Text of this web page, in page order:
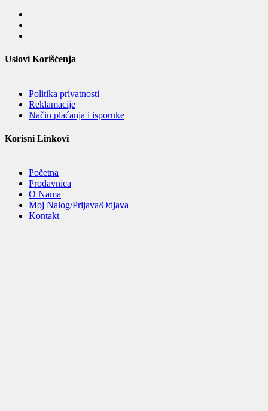
Uslovi Korišćenja
Politika privatnosti
Reklamacije
Način plaćanja i isporuke
Korisni Linkovi
Početna
Prodavnica
O Nama
Moj Nalog/Prijava/Odjava
Kontakt